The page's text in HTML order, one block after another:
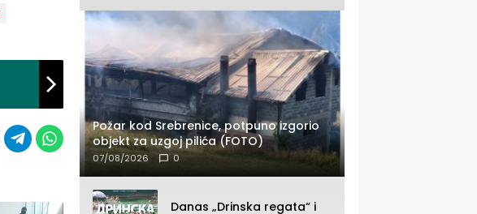
Požar kod Srebrenice, potpuno izgorio
objekt za uzgoj pilića (FOTO)
07/08/2026 0
Danas „Drinska regata“ i